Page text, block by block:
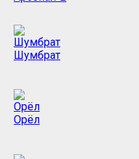
Шумбрат
Орёл